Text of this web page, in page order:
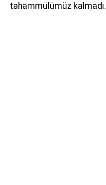
tahammülümüz kalmadı.